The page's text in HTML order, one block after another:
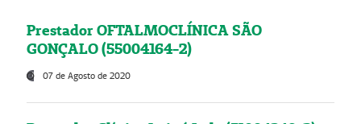
Prestador OFTALMOCLÍNICA SÃO
GONÇALO (55004164-2)
07 de Agosto de 2020